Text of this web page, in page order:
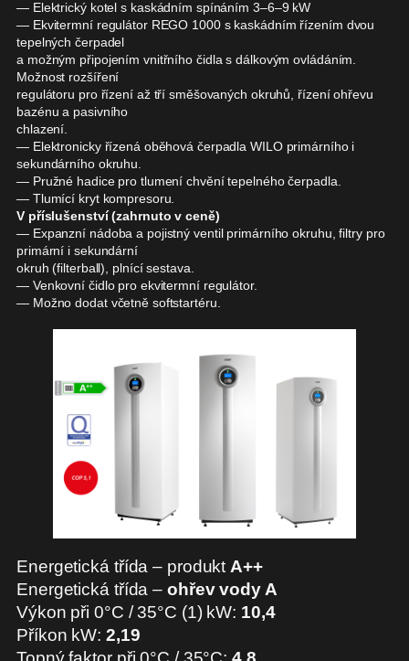
— Elektrický kotel s kaskádním spínáním 3–6–9 kW
— Ekvitermní regulátor REGO 1000 s kaskádním řízením dvou
tepelných čerpadel
a možným připojením vnitřního čidla s dálkovým ovládáním.
Možnost rozšíření
regulátoru pro řízení až tří směšovaných okruhů, řízení ohřevu
bazénu a pasivního
chlazení.
— Elektronicky řízená oběhová čerpadla WILO primárního i
sekundárního okruhu.
— Pružné hadice pro tlumení chvění tepelného čerpadla.
— Tlumící kryt kompresoru.
V příslušenství (zahrnuto v ceně)
— Expanzní nádoba a pojistný ventil primárního okruhu, filtry pro
primární i sekundární
okruh (filterball), plnící sestava.
— Venkovní čidlo pro ekvitermní regulátor.
— Možno dodat včetně softstartéru.
Energetická třída – produktA++
Energetická třída – ohřev vody A
Výkon při 0°C / 35°C (1) kW: 10,4
Příkon kW: 2,19